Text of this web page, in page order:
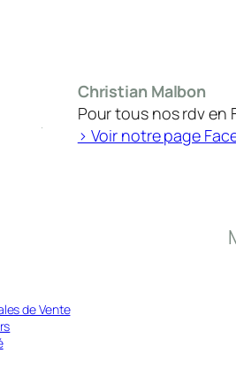
Christian Malbon
Pour tous nos rdv en
> Voir notre page
de Vente